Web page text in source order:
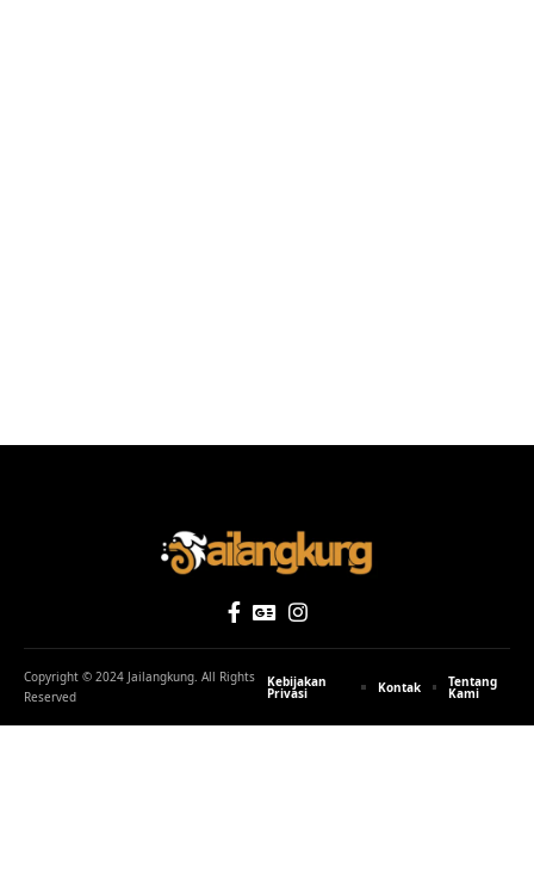
Copyright © 2024 Jailangkung. All Rights
Reserved
Kebijakan
Privasi Kontak Tentang
Kami